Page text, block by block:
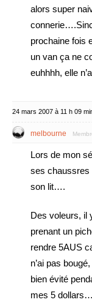
alors super
prochaine fois
un van ça ne
euhhhh, elle
24 mars 2007 à 11 h 09
melbourne
Lors de mon
ses chaussres
son lit….
Des voleurs, il
prenant un
rendre 5AUS
n’ai pas
bien évité
mes 5 dollars…